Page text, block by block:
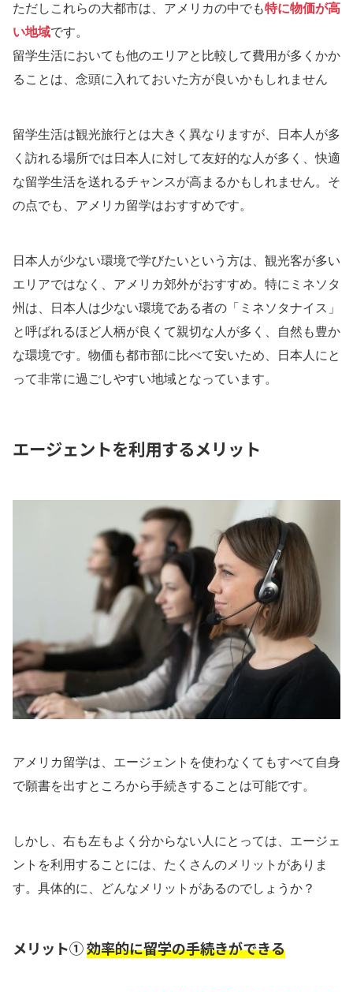
ただしこれらの大都市は、アメリカの中でも特に物価が高
い地域です。
留学生活においても他のエリアと比較して費用が多くかか
ることは、念頭に入れておいた方が良いかもしれません
留学生活は観光旅行とは大きく異なりますが、日本人が多
く訪れる場所では日本人に対して友好的な人が多く、快適
な留学生活を送れるチャンスが高まるかもしれません。そ
の点でも、アメリカ留学はおすすめです。
日本人が少ない環境で学びたいという方は、観光客が多い
エリアではなく、アメリカ郊外がおすすめ。特にミネソタ
州は、日本人は少ない環境である者の「ミネソタナイス」
と呼ばれるほど人柄が良くて親切な人が多く、自然も豊か
な環境です。物価も都市部に比べて安いため、日本人にと
って非常に過ごしやすい地域となっています。
エージェントを利用するメリット
アメリカ留学は、エージェントを使わなくてもすべて自身
で願書を出すところから手続きすることは可能です。
しかし、右も左もよく分からない人にとっては、エージェ
ントを利用することには、たくさんのメリットがありま
す。具体的に、どんなメリットがあるのでしょうか？
メリット①効率的に留学の手続きができる